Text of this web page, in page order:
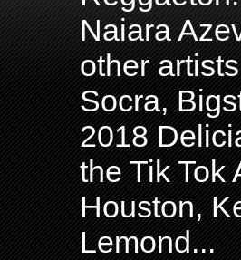
Naiara
other
Socra,
2018
the Tik Tok
Houston,
Lemond...